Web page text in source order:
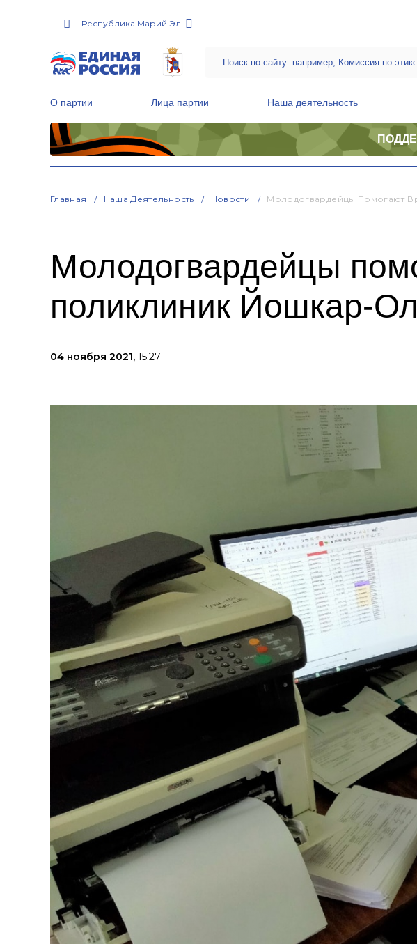
Республика Марий Эл
О партии Лица партии Наша деятельность
Главная Наша Деятельность Новости Молодогвардейцы Помогают
Молодогвардейцы
поликлиник Йошкар-
04 ноября 2021, 15:27